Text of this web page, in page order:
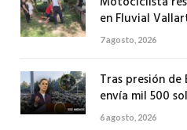
en Fluvial
7 agosto, 2026
Tras presión de
envía mil 500
6 agosto, 2026